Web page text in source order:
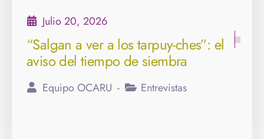
Julio 20, 2026
“Salgan a ver a los tarpuy-ches”: el
aviso del tiempo de siembra